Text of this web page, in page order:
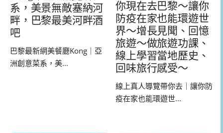
系，美景無敵塞納河
畔，巴黎最美河畔酒
吧
巴黎最新網美餐廳Kong｜亞
洲創意菜系，美...
你現在去巴黎～讓你
防疫在家也能環遊世
界～增長見聞、回憶
旅遊～做旅遊功課、
線上學習當地歷史、
回味旅行感受～
線上真人導覽帶你去｜讓你防
疫在家也能環遊世...